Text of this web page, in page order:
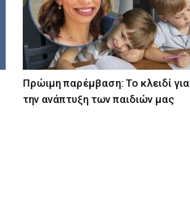
Πρώιμη παρέμβαση: Το κλειδί για
την ανάπτυξη των παιδιών µας